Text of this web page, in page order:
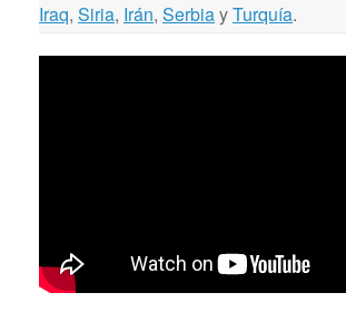
Iraq, Siria, Irán, SerbiayTurquía.